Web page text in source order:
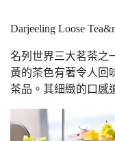
Darjeeling Loose
名列世界三大茗茶之
黃的茶色有著令人回
茶品。其細緻的口感